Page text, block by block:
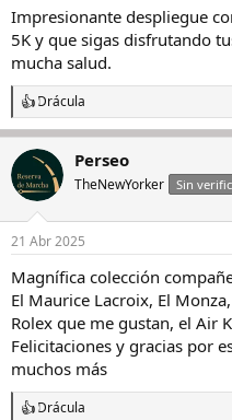
Impresionante despliegue
5K y que sigas disfrutando
mucha salud.
R
e
c
c
i
e
:
Drácula
Perseo
TheNewYorker Sin
21 Abr 2025
Magnífica colección
El Maurice Lacroix, El
Rolex que me gustan, el Air
Felicitaciones y gracias por
muchos más
R
Drácula